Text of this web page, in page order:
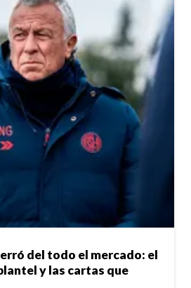
del todo el mercado: el
y las cartas que